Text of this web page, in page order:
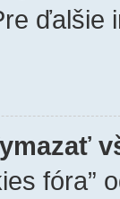
ďalšie
fóra”